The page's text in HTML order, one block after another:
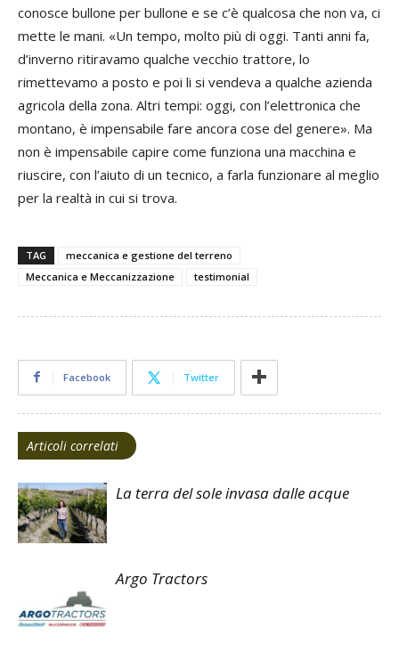
conosce bullone per bullone e se c’è qualcosa che non va, ci
mette le mani. «Un tempo, molto più di oggi. Tanti anni fa,
d’inverno ritiravamo qualche vecchio trattore, lo
rimettevamo a posto e poi li si vendeva a qualche azienda
agricola della zona. Altri tempi: oggi, con l’elettronica che
montano, è impensabile fare ancora cose del genere». Ma
non è impensabile capire come funziona una macchina e
riuscire, con l’aiuto di un tecnico, a farla funzionare al meglio
per la realtà in cui si trova.
TAG
meccanica e gestione del terreno
Meccanica e Meccanizzazione
testimonial
Facebook Twitter
Articoli correlati
La terra del sole invasa dalle acque
Argo Tractors